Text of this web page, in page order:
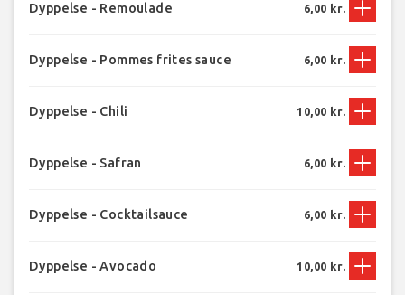
Dyppelse - Remoulade 6,00 kr.
Dyppelse - Pommes frites sauce 6,00 kr.
Dyppelse - Chili 10,00 kr.
Dyppelse - Safran 6,00 kr.
Dyppelse - Cocktailsauce 6,00 kr.
Dyppelse - Avocado 10,00 kr.